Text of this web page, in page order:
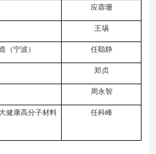
应蓉珊
王埸
（宁波） 任聪静
郑贞
周永智
健康高分子材料
任科峰